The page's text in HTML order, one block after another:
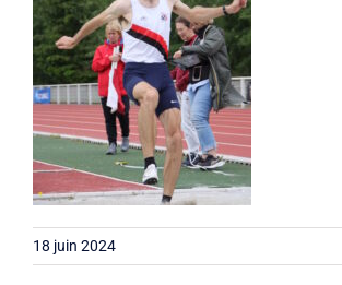
18 juin 2024